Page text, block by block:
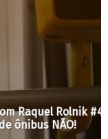
#49: